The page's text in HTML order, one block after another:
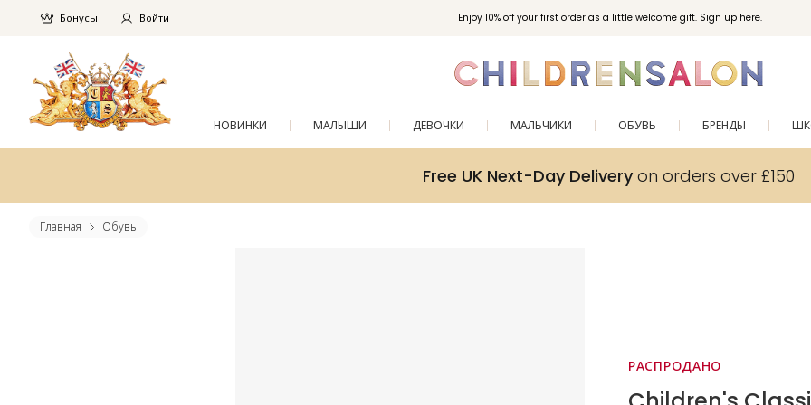
Enjoy 10% off your first order as a little welcome gift. Sign up here.
Бонусы Войти
НОВИНКИ МАЛЫШИ ДЕВОЧКИ МАЛЬЧИКИ ОБУВЬ БРЕНДЫ
Free UK Next-Day Deliveryon orders over £150
Главная Обувь
РАСПРОДАНО